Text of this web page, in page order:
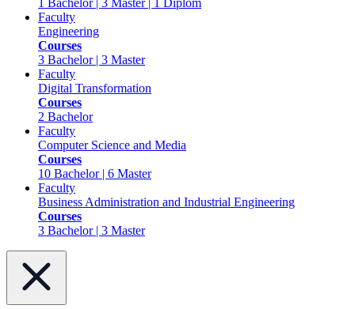
1 Bachelor | 3 Master | 1 Diplom
Faculty
Engineering
Courses
3 Bachelor | 3 Master
Faculty
Digital Transformation
Courses
2 Bachelor
Faculty
Computer Science and Media
Courses
10 Bachelor | 6 Master
Faculty
Business Administration and Industrial Engineering
Courses
3 Bachelor | 3 Master